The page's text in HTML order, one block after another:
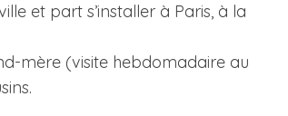
et part s’installer à Paris, à la
mère (visite hebdomadaire au